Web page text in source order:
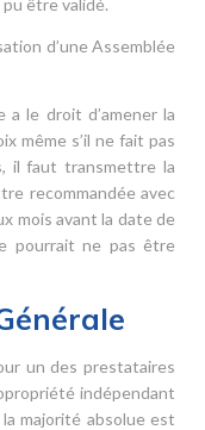
être validé.
d’une Assemblée
le droit d’amener la
même s’il ne fait pas
il faut transmettre la
recommandée avec
mois avant la date de
pourrait ne pas être
un des prestataires
indépendant
majorité absolue est